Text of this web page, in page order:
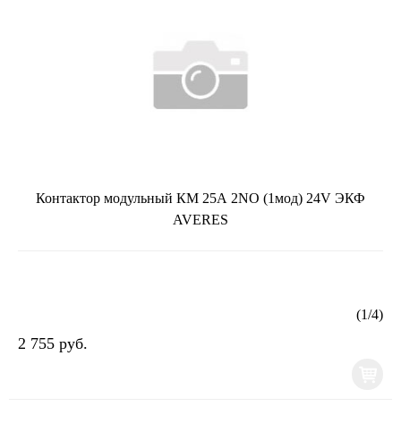
Контактор модульный КМ 25А 2NO (1мод) 24V ЭКФ
AVERES
(1/4)
2 755 руб.